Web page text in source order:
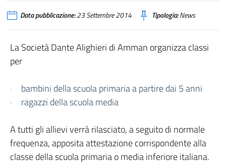
Data pubblicazione:23 Settembre 2014 Tipologia:News
La Società Dante Alighieri di Amman organizza classi
per
· bambini della scuola primaria a partire dai 5 anni
·
ragazzi della scuola media
A tutti gli allievi verrà rilasciato, a seguito di normale
frequenza, apposita attestazione corrispondente alla
classe della scuola primaria o media inferiore italiana.